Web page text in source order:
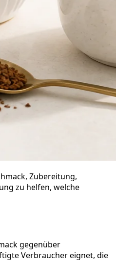
Zubereitung,
zu helfen, welche
gegenüber
Verbraucher eignet, die